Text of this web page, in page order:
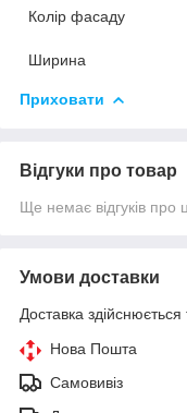
Колір фасаду
Ширина
Приховати
Відгуки про товар
Ще немає відгуків про
Умови доставки
Доставка здійснюється
Нова Пошта
Самовивіз